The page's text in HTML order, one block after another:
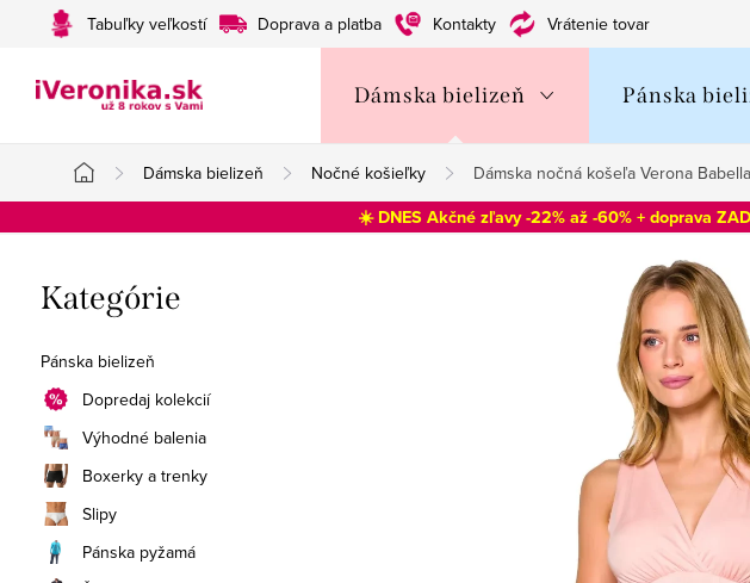
Tabuľky veľkostí Doprava a platba Kontakty Vrátenie tovaru
Dámska bielizeň Pánska
Domov
Dámska bielizeň Nočné košieľky Dámska nočná košeľa Verona Babella
☀️ DNES Akčné zľavy -22% až -60% + doprava
o
č
n
ý
p
a
Preskočiť
kategórie
Kategórie
Pánska bielizeň
Dopredaj kolekcií
Výhodné balenia
Boxerky a trenky
Slipy
Pánska pyžamá